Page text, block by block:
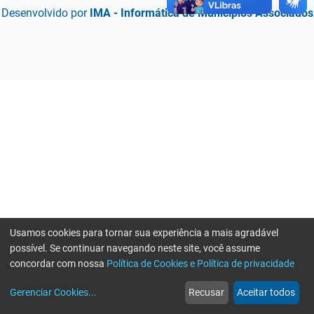
Desenvolvido por IMA - Informática de Municípios Associados
web
Notícias
more_horiz
Mais
Usamos cookies para tornar sua experiência a mais agradável
possível. Se continuar navegando neste site, você assume
concordar com nossa Política de Cookies e Política de privacidade
Gerenciar Cookies... Recusar Aceitar todos
Erro ao enviar informações, por favor tente novamente